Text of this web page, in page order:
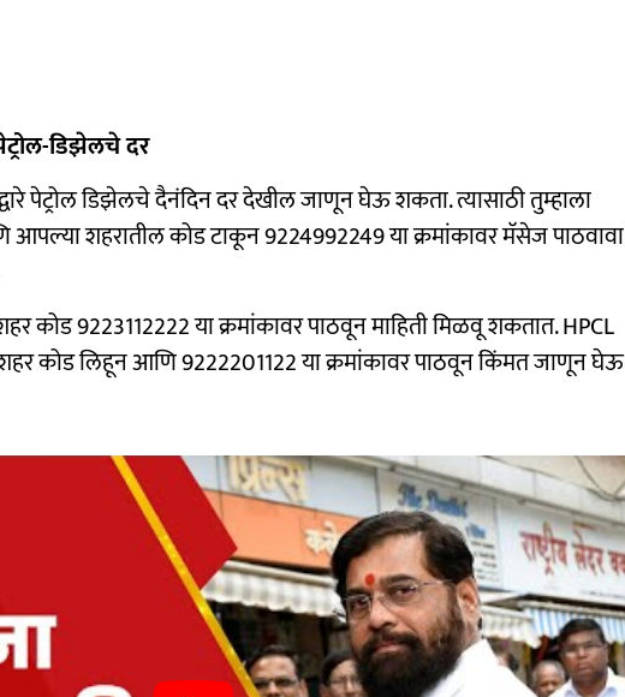
डिझेलचे दर
पेट्रोल डिझेलचे दैनंदिन दर देखील जाणून घेऊ शकता. त्यासाठी तुम्हाला
शहरातील कोड टाकून 9224992249 या क्रमांकावर मॅसेज पाठवावा
कोड 9223112222 या क्रमांकावर पाठवून माहिती मिळवू शकतात. HPCL
कोड लिहून आणि 9222201122 या क्रमांकावर पाठवून किंमत जाणून घेऊ